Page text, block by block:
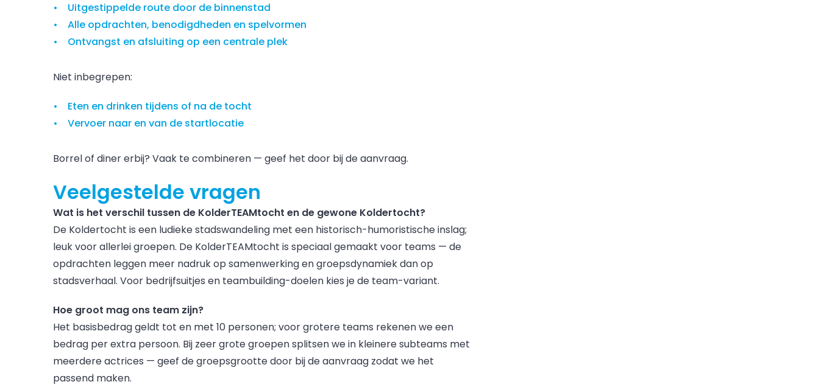
Uitgestippelde route door de binnenstad
Alle opdrachten, benodigdheden en spelvormen
Ontvangst en afsluiting op een centrale plek
Niet inbegrepen:
Eten en drinken tijdens of na de tocht
Vervoer naar en van de startlocatie
Borrel of diner erbij? Vaak te combineren — geef het door bij de aanvraag.
Veelgestelde vragen
Wat is het verschil tussen de KolderTEAMtocht en de gewone Koldertocht?
De Koldertocht is een ludieke stadswandeling met een historisch-humoristische inslag;
leuk voor allerlei groepen. De KolderTEAMtocht is speciaal gemaakt voor teams — de
opdrachten leggen meer nadruk op samenwerking en groepsdynamiek dan op
stadsverhaal. Voor bedrijfsuitjes en teambuilding-doelen kies je de team-variant.
Hoe groot mag ons team zijn?
Het basisbedrag geldt tot en met 10 personen; voor grotere teams rekenen we een
bedrag per extra persoon. Bij zeer grote groepen splitsen we in kleinere subteams met
meerdere actrices — geef de groepsgrootte door bij de aanvraag zodat we het
passend maken.